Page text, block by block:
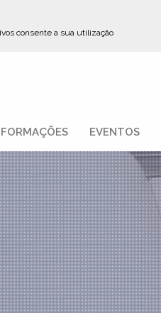
consente a sua utilização
FORMAÇÕES EVENTOS